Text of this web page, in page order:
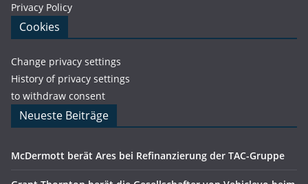
Privacy Policy
Cookies
Change privacy settings
History of privacy settings
to withdraw consent
Neueste Beiträge
McDermott berät Ares bei Refinanzierung der TAC-Gruppe